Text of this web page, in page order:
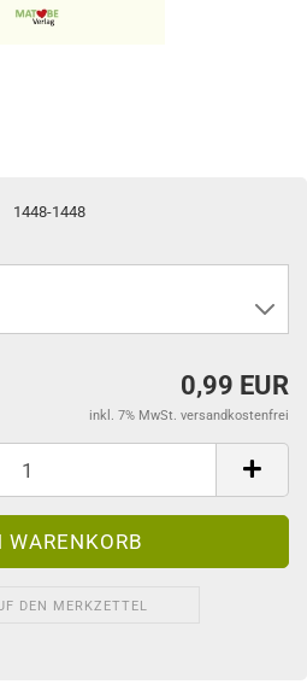
1448-1448
0,99 EUR
inkl. 7% MwSt. versandkostenfrei
DEN MERKZETTEL